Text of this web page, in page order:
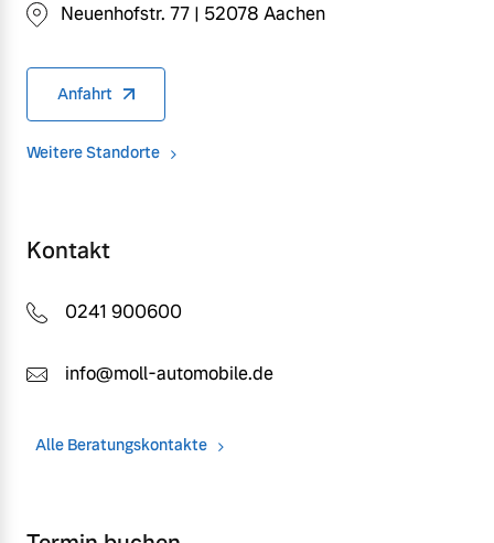
Neuenhofstr. 77 | 52078 Aachen
Anfahrt
Weitere Standorte
Kontakt
0241 900600
info@moll-automobile.de
Alle Beratungskontakte